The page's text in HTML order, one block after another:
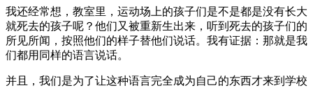
我还经常想，教室里，运动场上的孩子们是不是都是没有长大
就死去的孩子呢？他们又被重新生出来，听到死去的孩子们的
所见所闻，按照他们的样子替他们说话。我有证据：那就是我
们都用同样的语言说话。
并且，我们是为了让这种语言完全成为自己的东西才来到学校